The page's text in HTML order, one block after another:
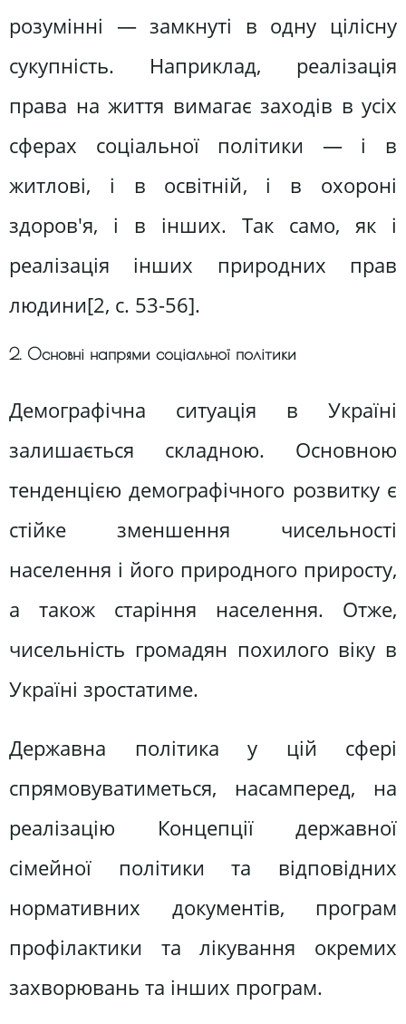
розумінні — замкнуті в одну цілісну
сукупність. Наприклад, реалізація
права на життя вимагає заходів в усіх
сферах соціальної політики — і в
житлові, і в освітній, і в охороні
здоров'я, і в інших. Так само, як і
реалізація інших природних прав
людини[2, c. 53-56].
2. Основні напрями соціальної політики
Демографічна ситуація в Україні
залишається складною. Основною
тенденцією демографічного розвитку є
стійке зменшення чисельності
населення і його природного приросту,
а також старіння населення. Отже,
чисельність громадян похилого віку в
Україні зростатиме.
Державна політика у цій сфері
спрямовуватиметься, насамперед, на
реалізацію Концепції державної
сімейної політики та відповідних
нормативних документів, програм
профілактики та лікування окремих
захворювань та інших програм.